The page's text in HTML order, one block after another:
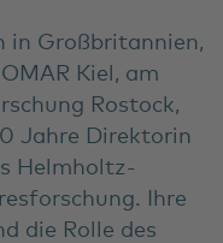
in Großbritannien,
Kiel, am
Rostock,
Jahre Direktorin
Helmholtz-
Ihre
die Rolle des